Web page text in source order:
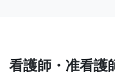
看護師・准看護